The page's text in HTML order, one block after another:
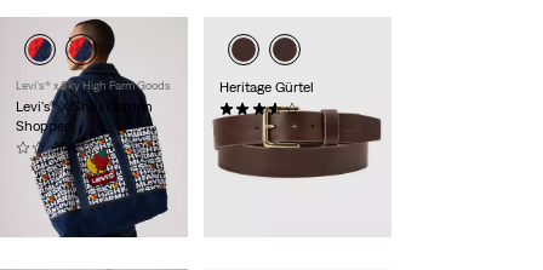
Levi’s® x Sky High Farm Goods
Levi's® X Shfu Garden
Shopper
(0)
95,00 €
Exklusiv für
Members
Heritage Gürtel
(37)
59,95 €